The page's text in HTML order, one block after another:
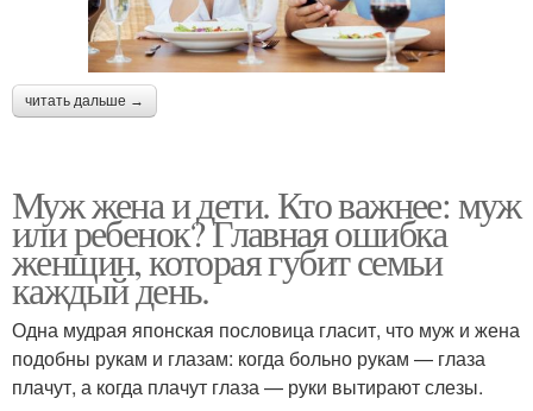
читать дальше →
Муж жена и дети. Кто важнее: муж
или ребенок? Главная ошибка
женщин, которая губит семьи
каждый день.
Одна мудрая японская пословица гласит, что муж и жена
подобны рукам и глазам: когда больно рукам — глаза
плачут, а когда плачут глаза — руки вытирают слезы.